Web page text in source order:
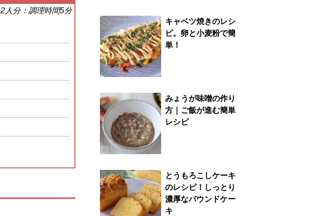
2人分：調理時間5分
キャベツ焼きのレシ
ピ。卵と小麦粉で簡
単！
みょうが味噌の作り
方｜ご飯が進む簡単
レシピ
とうもろこしケーキ
のレシピ！しっとり
濃厚なパウンドケー
キ